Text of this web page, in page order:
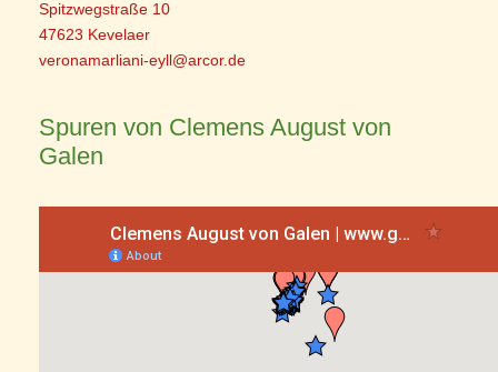
Spitzwegstraße 10
47623 Kevelaer
veronamarliani-eyll@arcor.de
Spuren von Clemens August von
Galen